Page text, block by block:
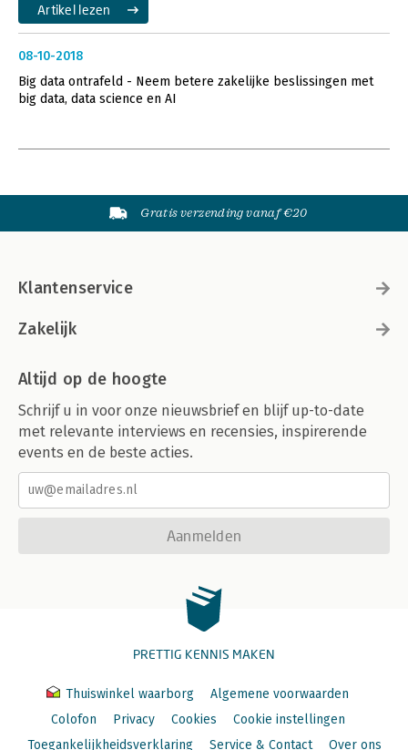
Artikel lezen
08-10-2018
Big data ontrafeld - Neem betere zakelijke beslissingen met
big data, data science en AI
Gratis verzending vanaf €20
Klantenservice
Zakelijk
Altijd op de hoogte
Schrijf u in voor onze nieuwsbrief en blijf up-to-date
met relevante interviews en recensies, inspirerende
events en de beste acties.
Aanmelden
PRETTIG KENNIS MAKEN
Thuiswinkel waarborg
Algemene voorwaarden
Colofon
Privacy Cookies
Cookie instellingen
Toegankelijkheidsverklaring
Service & Contact Over ons